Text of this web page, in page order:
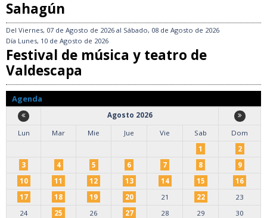
Sahagún
Del Viernes, 07 de Agosto de 2026 al Sábado, 08 de Agosto de 2026
Día Lunes, 10 de Agosto de 2026
Festival de música y teatro de
Valdescapa
Agenda
Agosto 2026
Lun
Mar Mie Jue Vie Sab
Dom
1
2
3
4 5 6 7 8
9
10
11 12 13 14 15
16
17
18 19 20 21 22
23
24
25 26 27 28 29
30